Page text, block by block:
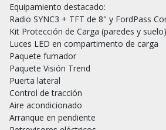
Equipamiento destacado:
Radio SYNC3 + TFT de 8" y FordPass
Kit Protección de Carga (paredes y suelo)
Luces LED en compartimento de carga
Paquete fumador
Paquete Visión Trend
Puerta lateral
Control de tracción
Aire acondicionado
Arranque en pendiente